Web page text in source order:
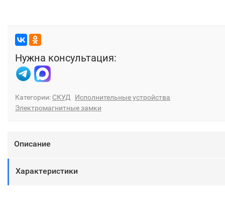
Нужна консультация:
Категории: СКУД
Исполнительные устройства
Электромагнитные замки
Описание
Характеристики